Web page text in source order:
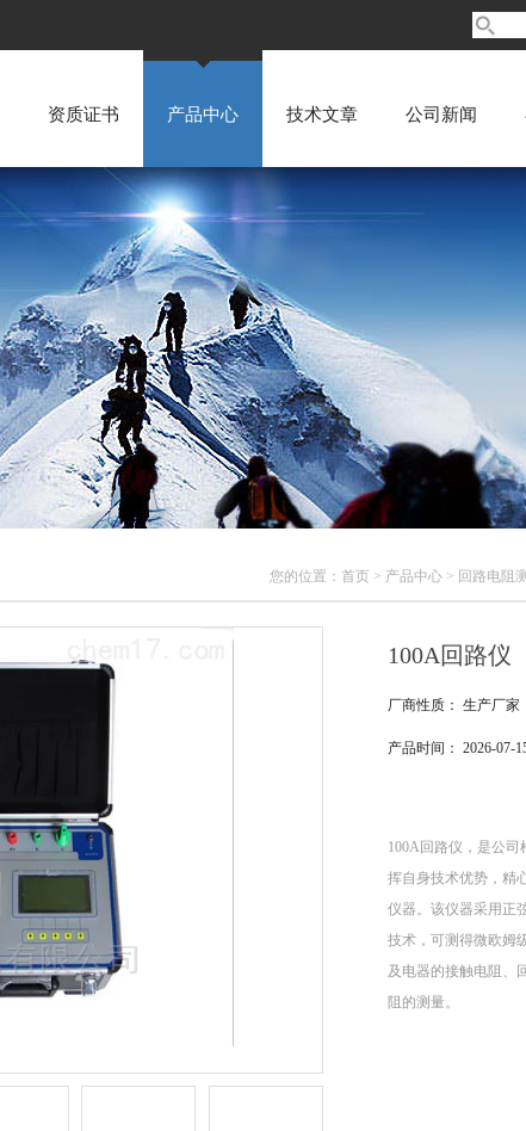
资质证书 产品中心 技术文章 公司新闻
您的位置： 首页 > 产品中心 > 回路电阻
100A回路仪
厂商性质： 生产厂家
产品时间： 2026-07-
100A回路仪，是公
挥自身技术优势，精
仪器。该仪器采用正
技术，可测得微欧姆
及电器的接触电阻、
阻的测量。